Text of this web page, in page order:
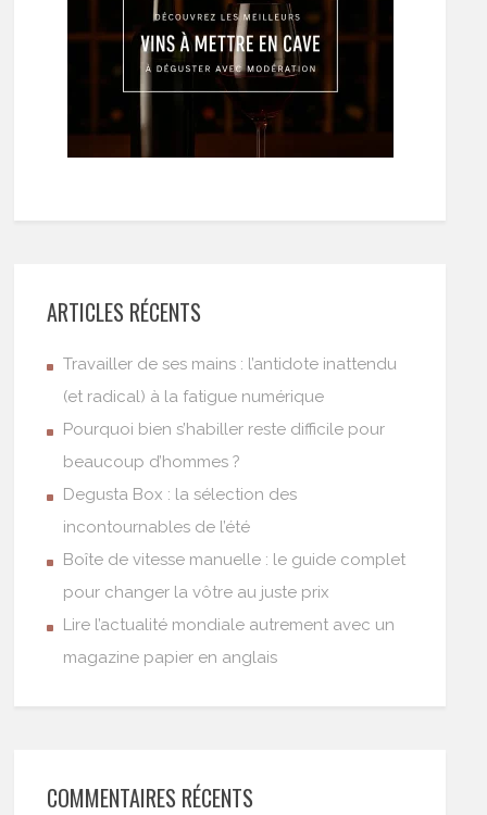
ARTICLES RÉCENTS
Travailler de ses mains : l’antidote inattendu
(et radical) à la fatigue numérique
Pourquoi bien s’habiller reste difficile pour
beaucoup d’hommes ?
Degusta Box : la sélection des
incontournables de l’été
Boîte de vitesse manuelle : le guide complet
pour changer la vôtre au juste prix
Lire l’actualité mondiale autrement avec un
magazine papier en anglais
COMMENTAIRES RÉCENTS